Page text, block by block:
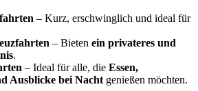
– Kurz, erschwinglich und ideal für
– Bieten ein privateres und
.
– Ideal für alle, die Essen,
Ausblicke bei Nacht genießen möchten.